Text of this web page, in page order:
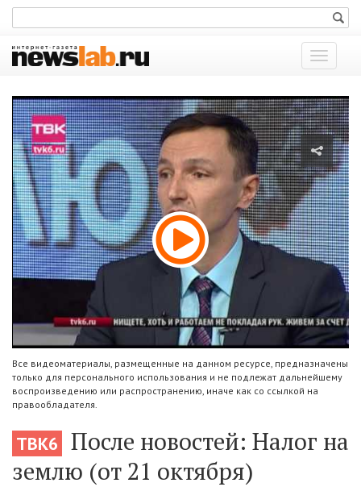
Показать
меню
Все видеоматериалы, размещенные на данном ресурсе, предназначены
только для персонального использования и не подлежат дальнейшему
воспроизведению или распространению, иначе как со ссылкой на
правообладателя.
ТВК6
После новостей: Налог на
землю (от 21 октября)